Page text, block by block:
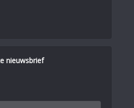
nieuwsbrief